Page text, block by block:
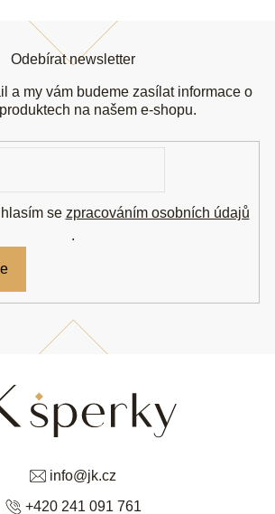
info@jk.cz
+420 241 091 761
Odebírat newsletter
a my vám budeme zasílat informace o
na našem e-shopu.
se zpracováním osobních údajů
.